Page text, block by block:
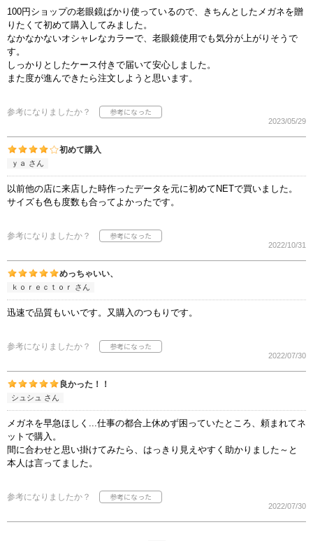
100円ショップの老眼鏡ばかり使っているので、きちんとしたメガネを贈
りたくて初めて購入してみました。
なかなかないオシャレなカラーで、老眼鏡使用でも気分が上がりそうで
す。
しっかりとしたケース付きで届いて安心しました。
また度が進んできたら注文しようと思います。
参考になりましたか？
2023/05/29
初めて購入
ｙａ さん
以前他の店に来店した時作ったデータを元に初めてNETで買いました。
サイズも色も度数も合ってよかったです。
参考になりましたか？
2022/10/31
めっちゃいい、
ｋｏｒｅｃｔｏｒ さん
迅速で品質もいいです。又購入のつもりです。
参考になりましたか？
2022/07/30
良かった！！
シュシュ さん
メガネを早急ほしく...仕事の都合上休めず困っていたところ、頼まれてネ
ットで購入。
間に合わせと思い掛けてみたら、はっきり見えやすく助かりました～と
本人は言ってました。
参考になりましたか？
2022/07/30